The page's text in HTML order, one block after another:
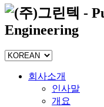
회사소개
인사말
개요